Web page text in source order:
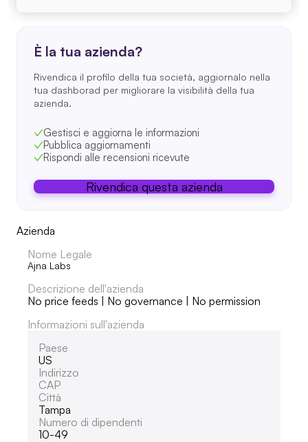
È la tua azienda?
Rivendica il profilo della tua società, aggiornalo nella
tua dashborad per migliorare la visibilità della tua
azienda.
Gestisci e aggiorna le informazioni
Pubblica aggiornamenti
Rispondi alle recensioni ricevute
Rivendica questa azienda
Azienda
Nome Legale
Ajna Labs
Descrizione dell'azienda
No price feeds | No governance | No permission
Informazioni sull'azienda
Paese
US
Indirizzo
CAP
Città
Tampa
Numero di dipendenti
10-49